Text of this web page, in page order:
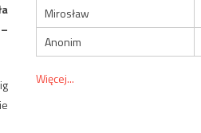
Mirosław
Anonim
Więcej...